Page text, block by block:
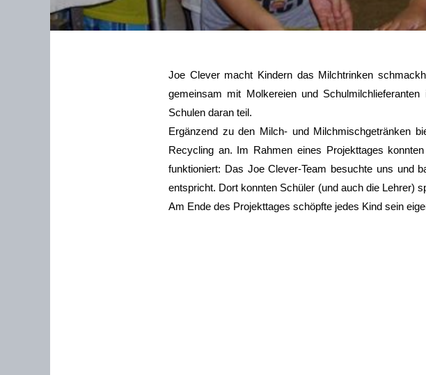
Joe Clever macht Kindern das Milchtrinken
gemeinsam mit Molkereien und
Schulen daran teil.
Ergänzend zu den Milch- und Milchmischgetränken
Recycling an. Im Rahmen eines Projekttages
funktioniert: Das Joe Clever-Team besuchte uns und
entspricht. Dort konnten Schüler (und auch die Lehrer)
Am Ende des Projekttages schöpfte jedes Kind sein